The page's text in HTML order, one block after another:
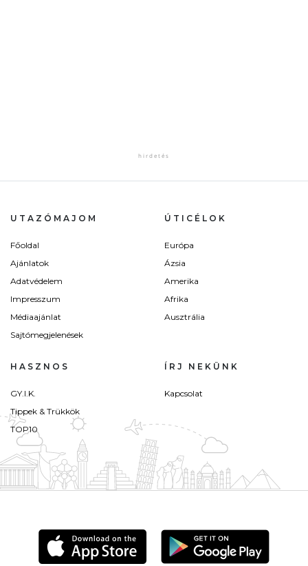
UTAZÓMAJOM
Főoldal
Ajánlatok
Adatvédelem
Impresszum
Médiaajánlat
Sajtómegjelenések
ÚTICÉLOK
Európa
Ázsia
Amerika
Afrika
Ausztrália
HASZNOS
GY.I.K.
Tippek & Trükkök
TOP10
ÍRJ NEKÜNK
Kapcsolat